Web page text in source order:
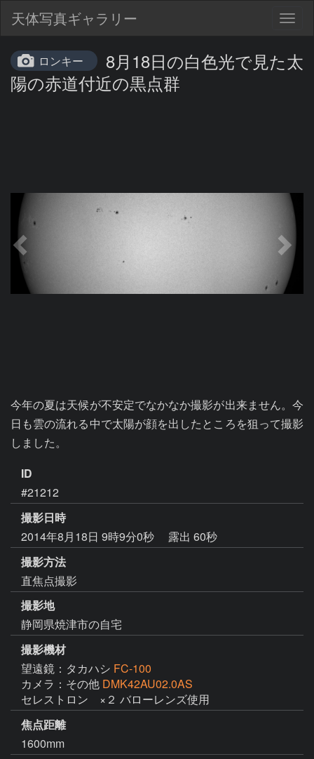
天体写真ギャラリー
ロンキー
8月18日の白色光で見た太
陽の赤道付近の黒点群
今年の夏は天候が不安定でなかなか撮影が出来ません。今
日も雲の流れる中で太陽が顔を出したところを狙って撮影
しました。
ID
#21212
撮影日時
2014年8月18日 9時9分0秒
露出 60秒
撮影方法
直焦点撮影
撮影地
静岡県焼津市の自宅
撮影機材
望遠鏡：タカハシ FC-100
カメラ：その他 DMK42AU02.0AS
セレストロン　×２ バローレンズ使用
焦点距離
1600mm